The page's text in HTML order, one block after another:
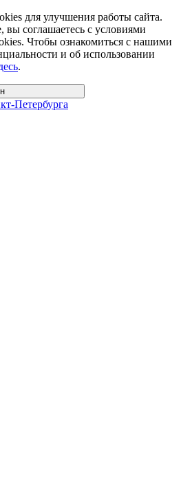
для улучшения работы сайта.
вы соглашаетесь с условиями
Чтобы ознакомиться с нашими
и об использовании
.